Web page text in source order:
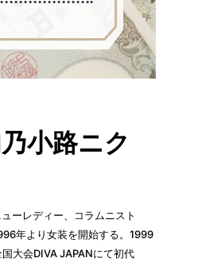
小路ニク
ーレディー、コラムニスト
年より女装を開始する。1999
大会DIVA JAPANにて初代